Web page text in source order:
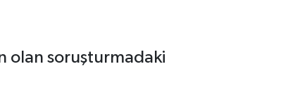
olan soruşturmadaki